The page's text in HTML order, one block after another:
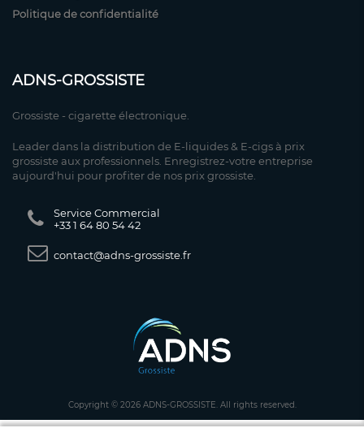
Politique de confidentialité
ADNS-GROSSISTE
Grossiste - cigarette électronique.
Leader dans la distribution de E-liquides & E-cigs à prix
grossiste aux professionnels. Enregistrez-votre entreprise
aujourd'hui pour profiter de nos prix grossiste.
Service Commercial
+33 1 64 80 54 42
contact@adns-grossiste.fr
Copyright © 2026 ADNS-GROSSISTE. All rights reserved.